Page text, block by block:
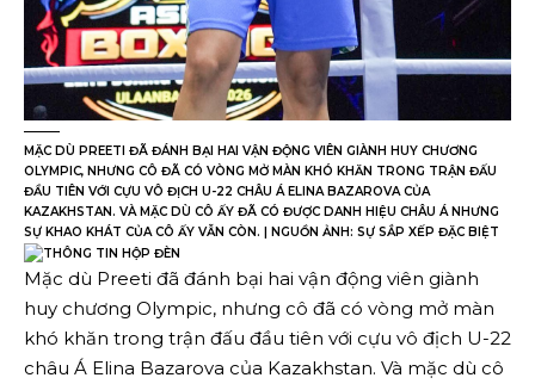
MẶC DÙ PREETI ĐÃ ĐÁNH BẠI HAI VẬN ĐỘNG VIÊN GIÀNH HUY CHƯƠNG
OLYMPIC, NHƯNG CÔ ĐÃ CÓ VÒNG MỞ MÀN KHÓ KHĂN TRONG TRẬN ĐẤU
ĐẦU TIÊN VỚI CỰU VÔ ĐỊCH U-22 CHÂU Á ELINA BAZAROVA CỦA
KAZAKHSTAN. VÀ MẶC DÙ CÔ ẤY ĐÃ CÓ ĐƯỢC DANH HIỆU CHÂU Á NHƯNG
SỰ KHAO KHÁT CỦA CÔ ẤY VẪN CÒN. | NGUỒN ẢNH: SỰ SẮP XẾP ĐẶC BIỆT
Mặc dù Preeti đã đánh bại hai vận động viên giành
huy chương Olympic, nhưng cô đã có vòng mở màn
khó khăn trong trận đấu đầu tiên với cựu vô địch U-22
châu Á Elina Bazarova của Kazakhstan. Và mặc dù cô